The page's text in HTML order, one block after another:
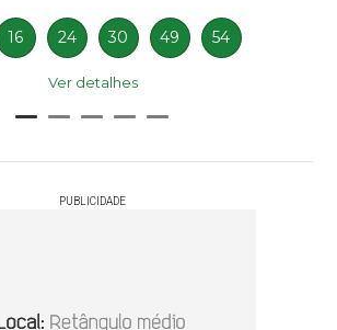
16 24 30 49 54
Ver detalhes
PUBLICIDADE